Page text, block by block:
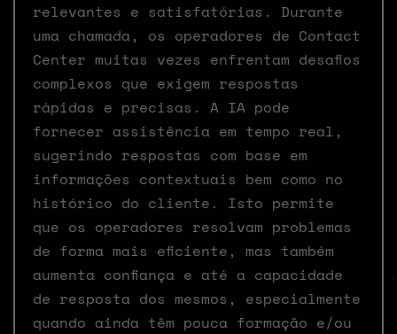
relevantes e satisfatórias. Durante
uma chamada, os operadores de Contact
Center muitas vezes enfrentam desafios
complexos que exigem respostas
rápidas e precisas. A IA pode
fornecer assistência em tempo real,
sugerindo respostas com base em
informações contextuais bem como no
histórico do cliente. Isto permite
que os operadores resolvam problemas
de forma mais eficiente, mas também
aumenta confiança e até a capacidade
de resposta dos mesmos, especialmente
quando ainda têm pouca formação e/ou